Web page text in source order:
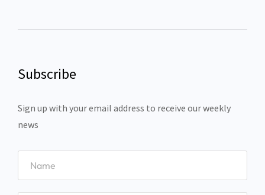
Subscribe
Sign up with your email address to receive our weekly
news